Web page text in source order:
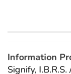
Information
Signify,